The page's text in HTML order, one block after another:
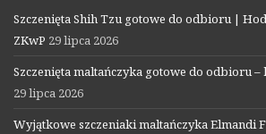
Szczenięta Shih Tzu gotowe do odbioru |
ZKwP 29 lipca 2026
Szczenięta maltańczyka gotowe do odbioru
29 lipca 2026
Wyjątkowe szczeniaki maltańczyka Elmandi